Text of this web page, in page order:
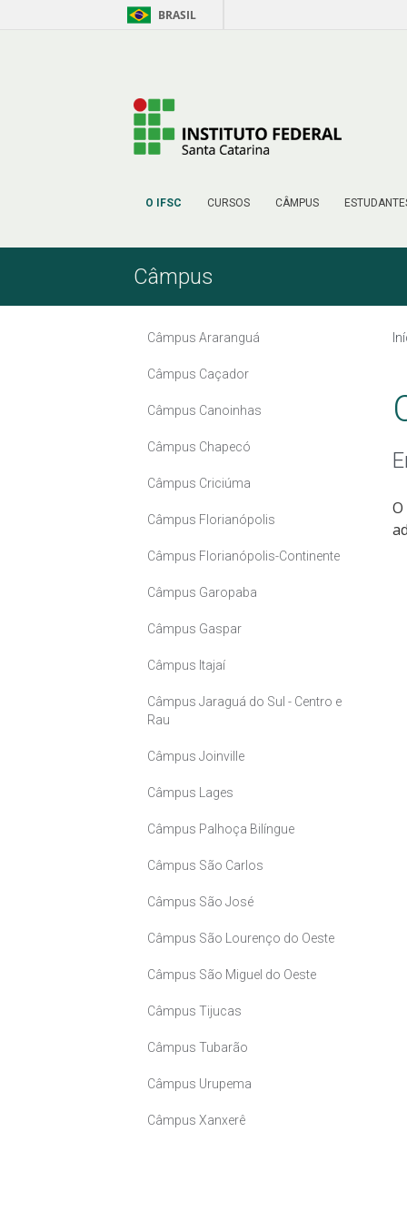
BRASIL
O IFSC CURSOS CÂMPUS
Câmpus
Câmpus Araranguá
Câmpus Caçador
Câmpus Canoinhas
Câmpus Chapecó
Câmpus Criciúma
Câmpus Florianópolis
Câmpus Florianópolis-Continente
Câmpus Garopaba
Câmpus Gaspar
Câmpus Itajaí
Câmpus Jaraguá do Sul - Centro e
Rau
Câmpus Joinville
Câmpus Lages
Câmpus Palhoça Bilíngue
Câmpus São Carlos
Câmpus São José
Câmpus São Lourenço do Oeste
Câmpus São Miguel do Oeste
Câmpus Tijucas
Câmpus Tubarão
Câmpus Urupema
Câmpus Xanxerê